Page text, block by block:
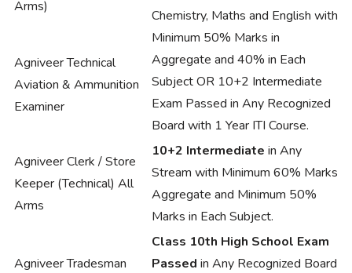
Arms)
Chemistry, Maths and English with
Minimum 50% Marks in
Aggregate and 40% in Each
Subject OR 10+2 Intermediate
Exam Passed in Any Recognized
Board with 1 Year ITI Course.
Agniveer Technical
Aviation & Ammunition
Examiner
Agniveer Clerk / Store
Keeper (Technical) All
Arms
10+2 Intermediate in Any
Stream with Minimum 60% Marks
Aggregate and Minimum 50%
Marks in Each Subject.
Agniveer Tradesman
Class 10th High School Exam
Passed in Any Recognized Board